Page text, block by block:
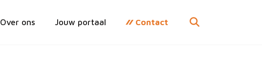
Over ons Jouw portaal Contact